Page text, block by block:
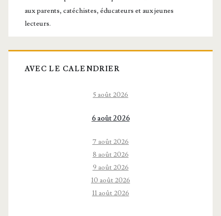
aux parents, catéchistes, éducateurs et aux jeunes
lecteurs.
AVEC LE CALENDRIER
5 août 2026
6 août 2026
7 août 2026
8 août 2026
9 août 2026
10 août 2026
11 août 2026